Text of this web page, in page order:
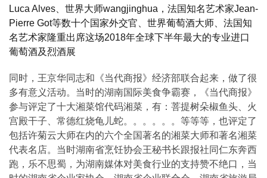
Luca Alves、世界大师wangjinghua，法国知名艺术家Jean-
Pierre Got等数十个国家外交官、世界葡萄酒大师、法国知
名艺术家隆重出席这场2018年全球下半年最大的专业进口
葡萄酒及烈酒展
同时，王京华同志和《当代商报》经济部联合起来，做了很
多有意义活动。当时的湖南国际美食争霸赛，《当代商报》
参与评定了十大湘菜馆代码湘菜，有：菩提树朵椒鱼头、火
宫殿干子、常德红烧龟儿蛇。。。。。。等等等，也评定了
包括许菊云大师在内的六个全国著名的湘菜大师和著名湘菜
代表名店。当时湖南省烹饪协会王秘书长跟报社同仁东奔西
跑，乐不思蜀，为湖南媒体对美食行业的支持赞不绝口，当